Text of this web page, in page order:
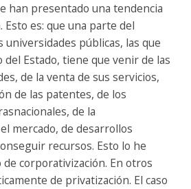
han presentado una tendencia
es: que una parte del
universidades públicas, las que
Estado, tiene que venir de las
de la venta de sus servicios,
de las patentes, de los
de la
mercado, de desarrollos
recursos. Esto lo he
de corporativización. En otros
de privatización. El caso